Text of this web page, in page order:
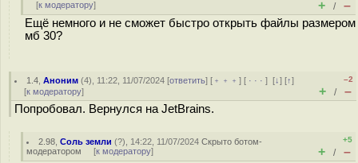
[к модератору] + / –
Ещё немного и не сможет быстро открыть файлы размером
мб 30?
1.4 ,Аноним (4), 11:22, 11/07/2024 [ответить] [ ﹢﹢﹢] [ · · ·][↓] [↑]
[к модератору]
–2
+ / –
Попробовал. Вернулся на JetBrains.
2.98 ,Соль земли (?), 14:22, 11/07/2024Скрыто ботом-
модератором [к модератору]
+5
+ / –